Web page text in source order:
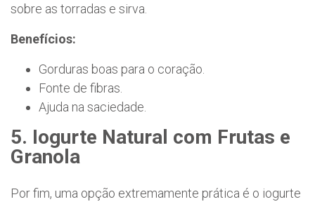
sobre as torradas e sirva.
Benefícios:
Gorduras boas para o coração.
Fonte de fibras.
Ajuda na saciedade.
5. Iogurte Natural com Frutas e
Granola
Por fim, uma opção extremamente prática é o iogurte